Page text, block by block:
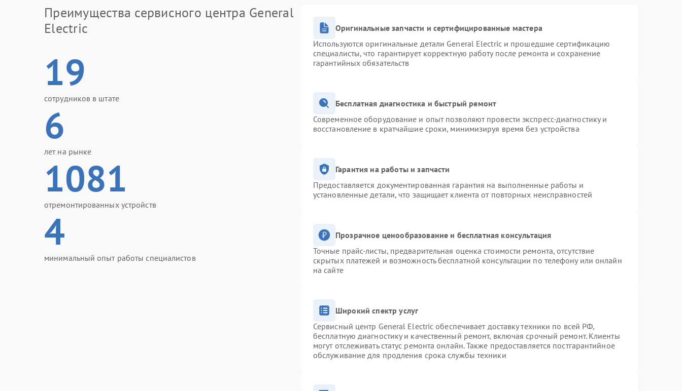
Преимущества сервисного центра General
Electric
19
сотрудников в штате
6
лет на рынке
1081
отремонтированных устройств
4
минимальный опыт работы специалистов
Оригинальные запчасти и сертифицированные мастера
Используются оригинальные детали General Electric и прошедшие сертификацию
специалисты, что гарантирует корректную работу после ремонта и сохранение
гарантийных обязательств
Бесплатная диагностика и быстрый ремонт
Современное оборудование и опыт позволяют провести экспресс-диагностику и
восстановление в кратчайшие сроки, минимизируя время без устройства
Гарантия на работы и запчасти
Предоставляется документированная гарантия на выполненные работы и
установленные детали, что защищает клиента от повторных неисправностей
Прозрачное ценообразование и бесплатная консультация
Точные прайс-листы, предварительная оценка стоимости ремонта, отсутствие
скрытых платежей и возможность бесплатной консультации по телефону или онлайн
на сайте
Широкий спектр услуг
Сервисный центр General Electric обеспечивает доставку техники по всей РФ,
бесплатную диагностику и качественный ремонт, включая срочный ремонт. Клиенты
могут отслеживать статус ремонта онлайн. Также предоставляется постгарантийное
обслуживание для продления срока службы техники